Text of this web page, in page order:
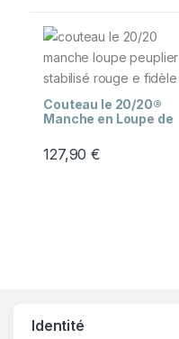
Couteau le 20/20®
Manche en Loupe de
Tribute to Uluru
127,90€
Identité